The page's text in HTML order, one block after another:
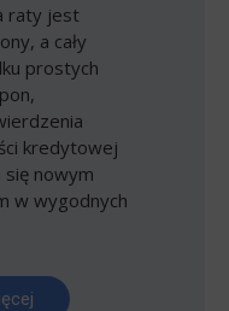
raty jest
a cały
prostych
kredytowej
się nowym
w wygodnych